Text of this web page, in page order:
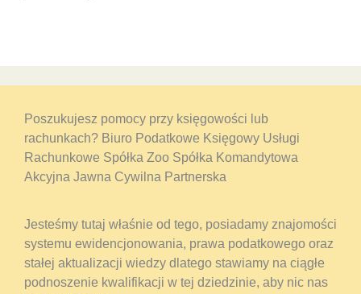
Poszukujesz pomocy przy księgowości lub
rachunkach? Biuro Podatkowe Księgowy Usługi
Rachunkowe Spółka Zoo Spółka Komandytowa
Akcyjna Jawna Cywilna Partnerska
Jesteśmy tutaj właśnie od tego, posiadamy znajomości
systemu ewidencjonowania, prawa podatkowego oraz
stałej aktualizacji wiedzy dlatego stawiamy na ciągłe
podnoszenie kwalifikacji w tej dziedzinie, aby nic nas